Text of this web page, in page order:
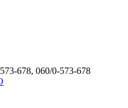
678, 060/0-573-678